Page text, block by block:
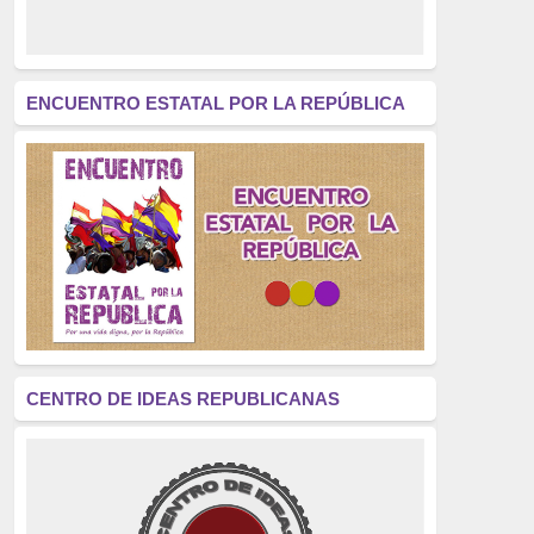
América Latina
(305)
Exhumación
(304)
Golpe de Estado
(304)
Brigadas Internacionales
(303)
pensamiento
(294)
Revisionismo
(289)
La Transición
(275)
educación pública
(270)
ENCUENTRO ESTATAL POR LA REPÚBLICA
CENTRO DE IDEAS REPUBLICANAS